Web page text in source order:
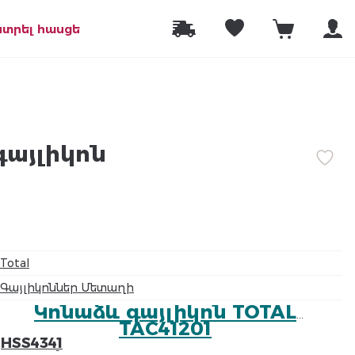
հասցե
Total
Գայլիկոններ Մետաղի
Կոնաձև գայլիկոն TOTAL
TAC41201
HSS4341